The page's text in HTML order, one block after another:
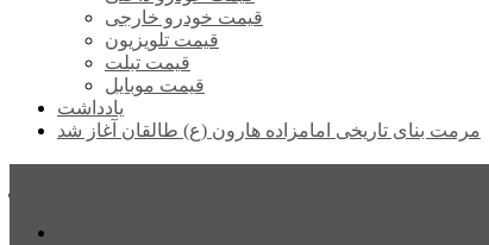
قیمت خودرو خارجی
قیمت تلویزیون
قیمت تبلت
قیمت موبایل
یادداشت
مرمت بنای تاریخی امامزاده هارون (ع) طالقان آغاز شد